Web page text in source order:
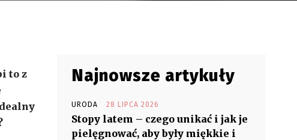
to z
Najnowsze artykuły
URODA 28 LIPCA 2026
Stopy latem – czego unikać i jak je
pielęgnować, aby były miękkie i